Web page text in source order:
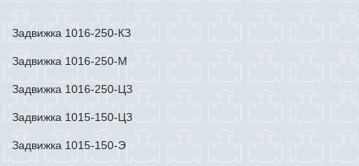
Задвижка 1016-250-КЗ
Задвижка 1016-250-М
Задвижка 1016-250-ЦЗ
Задвижка 1015-150-ЦЗ
Задвижка 1015-150-Э